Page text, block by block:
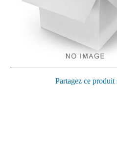
Partagez ce produit